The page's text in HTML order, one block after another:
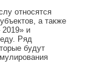
относятся
а также
и
Ряд
будут